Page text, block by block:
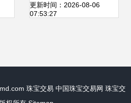
潮流_国际珠宝网-
的行业动态、黄金
更新时间：2026-08-06
07:53:27
珠宝交易 中国珠宝交易网 珠宝交